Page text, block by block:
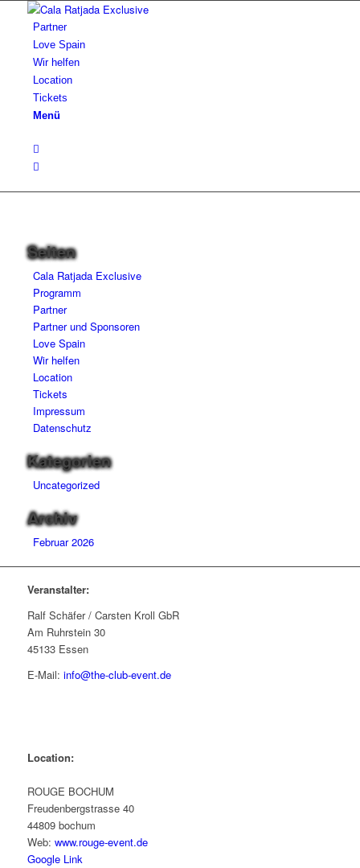
Partner
Love Spain
Wir helfen
Location
Tickets
Menü
Seiten
Cala Ratjada Exclusive
Programm
Partner
Partner und Sponsoren
Love Spain
Wir helfen
Location
Tickets
Impressum
Datenschutz
Kategorien
Uncategorized
Archiv
Februar 2026
Veranstalter:
Ralf Schäfer / Carsten Kroll GbR
Am Ruhrstein 30
45133 Essen
E-Mail: info@the-club-event.de
Location:
ROUGE BOCHUM
Freudenbergstrasse 40
44809 bochum
Web: www.rouge-event.de
Google Link